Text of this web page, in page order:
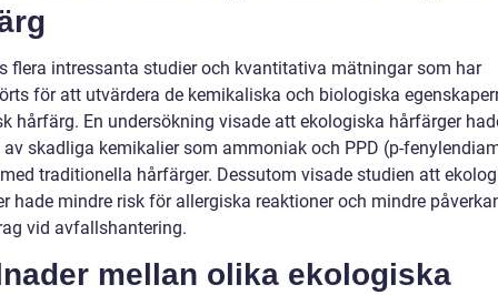
flera intressanta studier och kvantitativa mätningar som har
för att utvärdera de kemikaliska och biologiska
hårfärg. En undersökning visade att ekologiska hårfärger
skadliga kemikalier som ammoniak och PPD (p-
traditionella hårfärger. Dessutom visade studien att
hade mindre risk för allergiska reaktioner och mindre
vid avfallshantering.
mellan olika ekologiska